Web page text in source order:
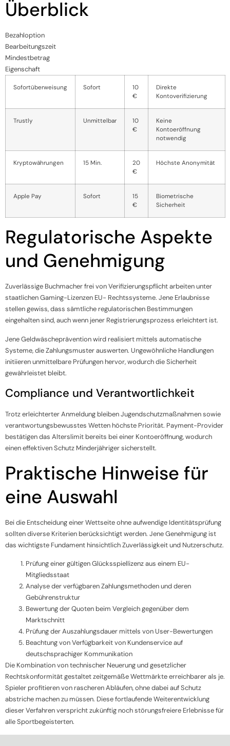
Überblick
Bezahloption
Bearbeitungszeit
Mindestbetrag
Eigenschaft
Sofortüberweisung Sofort
10
€
Direkte
Kontoverifizierung
Trustly Unmittelbar
10
€
Keine
Kontoeröffnung
notwendig
Kryptowährungen 15 Min.
20
€
Höchste Anonymität
Apple Pay Sofort
15
€
Biometrische
Sicherheit
Regulatorische Aspekte
und Genehmigung
Zuverlässige Buchmacher frei von Verifizierungspflicht arbeiten unter
staatlichen Gaming-Lizenzen EU- Rechtssysteme. Jene Erlaubnisse
stellen gewiss, dass sämtliche regulatorischen Bestimmungen
eingehalten sind, auch wenn jener Registrierungsprozess erleichtert ist.
Jene Geldwäscheprävention wird realisiert mittels automatische
Systeme, die Zahlungsmuster auswerten. Ungewöhnliche Handlungen
initiieren unmittelbare Prüfungen hervor, wodurch die Sicherheit
gewährleistet bleibt.
Compliance und Verantwortlichkeit
Trotz erleichterter Anmeldung bleiben Jugendschutzmaßnahmen sowie
verantwortungsbewusstes Wetten höchste Priorität. Payment-Provider
bestätigen das Alterslimit bereits bei einer Kontoeröffnung, wodurch
einen effektiven Schutz Minderjähriger sicherstellt.
Praktische Hinweise für
eine Auswahl
Bei die Entscheidung einer Wettseite ohne aufwendige Identitätsprüfung
sollten diverse Kriterien berücksichtigt werden. Jene Genehmigung ist
das wichtigste Fundament hinsichtlich Zuverlässigkeit und Nutzerschutz.
Prüfung einer gültigen Glücksspiellizenz aus einem EU-
Mitgliedsstaat
Analyse der verfügbaren Zahlungsmethoden und deren
Gebührenstruktur
Bewertung der Quoten beim Vergleich gegenüber dem
Marktschnitt
Prüfung der Auszahlungsdauer mittels von User-Bewertungen
Beachtung von Verfügbarkeit von Kundenservice auf
deutschsprachiger Kommunikation
Die Kombination von technischer Neuerung und gesetzlicher
Rechtskonformität gestaltet zeitgemäße Wettmärkte erreichbarer als je.
Spieler profitieren von rascheren Abläufen, ohne dabei auf Schutz
abstriche machen zu müssen. Diese fortlaufende Weiterentwicklung
dieser Verfahren verspricht zukünftig noch störungsfreiere Erlebnisse für
alle Sportbegeisterten.